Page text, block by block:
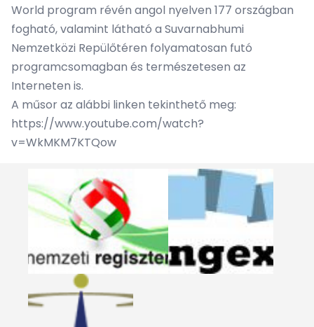
World program révén angol nyelven 177 országban
fogható, valamint látható a Suvarnabhumi
Nemzetközi Repülőtéren folyamatosan futó
programcsomagban és természetesen az
Interneten is.
A műsor az alábbi linken tekinthető meg:
https://www.youtube.com/watch?
v=WkMKM7KTQow